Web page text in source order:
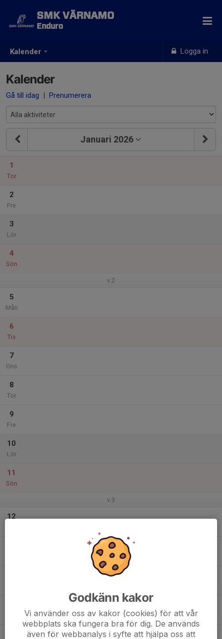
Kalender Logga in
SMK VÄRNAMO
Enduro
Kalender
Gå till idag | Prenumerera
Januari 2026
1
Tor
2
Fre
3
Lör
4
Sön
v.2
5
Mån
6
Tis
7
Ons
8
Tor
9
Fre
10
Lör
11
Sön
v.3
12
Godkänn kakor
Vi använder oss av kakor (cookies) för att vår
webbplats ska fungera bra för dig. De används
även för webbanalys i syfte att hjälpa oss att